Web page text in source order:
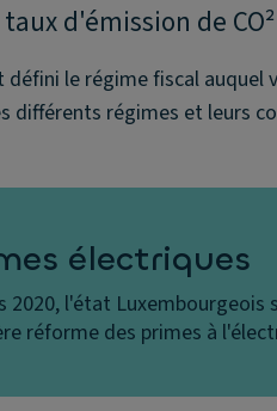
d'émission de
le régime fiscal auquel
différents régimes et leurs
électriques
2020, l'état
réforme des primes à